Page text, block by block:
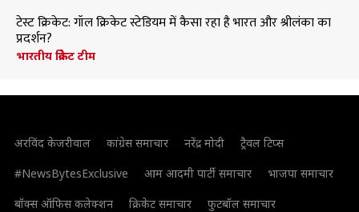
टेस्ट क्रिकेट: गॉल क्रिकेट स्टेडियम में कैसा रहा है भारत और श्रीलंका का
प्रदर्शन?
भारतीय क्रिकेट टीम
अरविंद केजरीवाल कांग्रेस समाचार नरेंद्र मोदी
ट्रैवल टिप्स
#NewsBytesExclusive
आम आदमी पार्टी समाचार
भाजपा समाचार
बॉक्स ऑफिस कलेक्शन
क्रिकेट समाचार
फुटबॉल समाचार